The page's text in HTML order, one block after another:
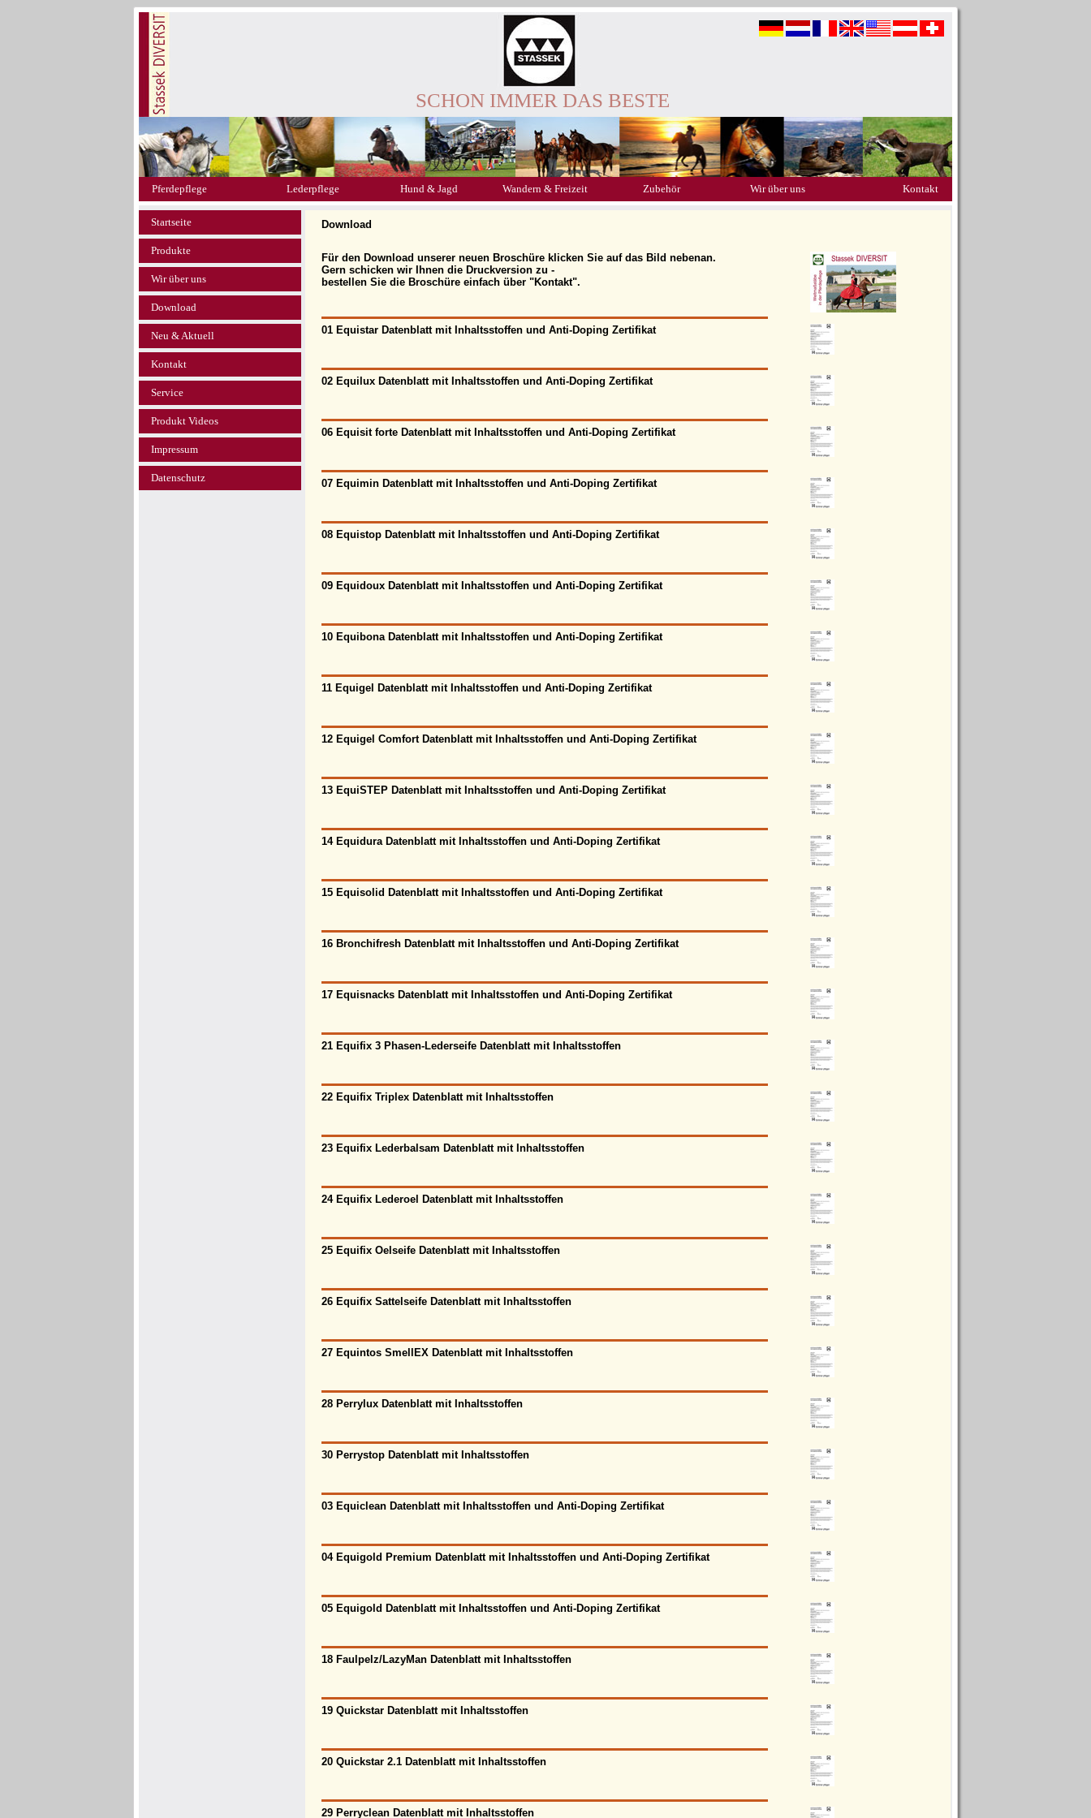
SCHON IMMER DAS BESTE
Pferdepflege Lederpflege Hund & Jagd Wandern & Freizeit Zubehör Wir über uns Kontakt
Startseite
Produkte
Wir über uns
Download
Neu & Aktuell
Kontakt
Service
Produkt Videos
Impressum
Datenschutz
Download
Für den Download unserer neuen Broschüre klicken Sie auf das Bild nebenan.
Gern schicken wir Ihnen die Druckversion zu -
bestellen Sie die Broschüre einfach über "Kontakt".
01 Equistar Datenblatt mit Inhaltsstoffen und Anti-Doping Zertifikat
02 Equilux Datenblatt mit Inhaltsstoffen und Anti-Doping Zertifikat
06 Equisit forte Datenblatt mit Inhaltsstoffen und Anti-Doping Zertifikat
07 Equimin Datenblatt mit Inhaltsstoffen und Anti-Doping Zertifikat
08 Equistop Datenblatt mit Inhaltsstoffen und Anti-Doping Zertifikat
09 Equidoux Datenblatt mit Inhaltsstoffen und Anti-Doping Zertifikat
10 Equibona Datenblatt mit Inhaltsstoffen und Anti-Doping Zertifikat
11 Equigel Datenblatt mit Inhaltsstoffen und Anti-Doping Zertifikat
12 Equigel Comfort Datenblatt mit Inhaltsstoffen und Anti-Doping Zertifikat
13 EquiSTEP Datenblatt mit Inhaltsstoffen und Anti-Doping Zertifikat
14 Equidura Datenblatt mit Inhaltsstoffen und Anti-Doping Zertifikat
15 Equisolid Datenblatt mit Inhaltsstoffen und Anti-Doping Zertifikat
16 Bronchifresh Datenblatt mit Inhaltsstoffen und Anti-Doping Zertifikat
17 Equisnacks Datenblatt mit Inhaltsstoffen und Anti-Doping Zertifikat
21 Equifix 3 Phasen-Lederseife Datenblatt mit Inhaltsstoffen
22 Equifix Triplex Datenblatt mit Inhaltsstoffen
23 Equifix Lederbalsam Datenblatt mit Inhaltsstoffen
24 Equifix Lederoel Datenblatt mit Inhaltsstoffen
25 Equifix Oelseife Datenblatt mit Inhaltsstoffen
26 Equifix Sattelseife Datenblatt mit Inhaltsstoffen
27 Equintos SmellEX Datenblatt mit Inhaltsstoffen
28 Perrylux Datenblatt mit Inhaltsstoffen
30 Perrystop Datenblatt mit Inhaltsstoffen
03 Equiclean Datenblatt mit Inhaltsstoffen und Anti-Doping Zertifikat
04 Equigold Premium Datenblatt mit Inhaltsstoffen und Anti-Doping Zertifikat
05 Equigold Datenblatt mit Inhaltsstoffen und Anti-Doping Zertifikat
18 Faulpelz/LazyMan Datenblatt mit Inhaltsstoffen
19 Quickstar Datenblatt mit Inhaltsstoffen
20 Quickstar 2.1 Datenblatt mit Inhaltsstoffen
29 Perryclean Datenblatt mit Inhaltsstoffen